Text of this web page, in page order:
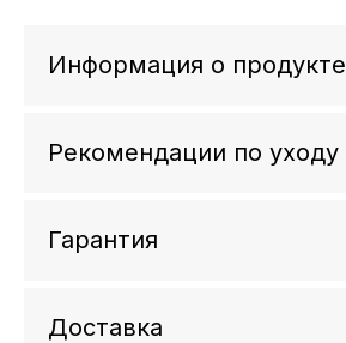
Информация о продукте
Рекомендации по уходу
Гарантия
Доставка